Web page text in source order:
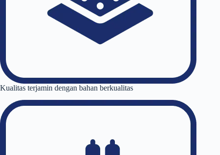
Kualitas terjamin dengan bahan berkualitas